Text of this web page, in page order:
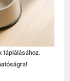
táplálásához.